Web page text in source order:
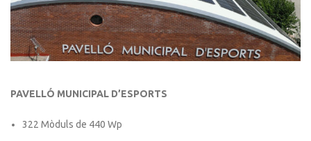
PAVELLÓ MUNICIPAL D’ESPORTS
322 Mòduls de 440 Wp